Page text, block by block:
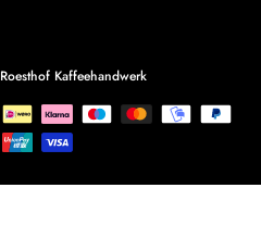
Roesthof Kaffeehandwerk